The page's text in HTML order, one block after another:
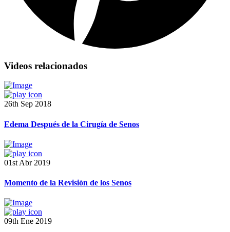
Videos relacionados
26th Sep 2018
Edema Después de la Cirugía de Senos
01st Abr 2019
Momento de la Revisión de los Senos
09th Ene 2019